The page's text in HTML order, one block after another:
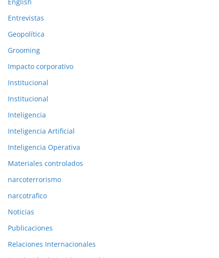
e
s
Entrevistas
Geopolítica
Grooming
Impacto corporativo
Institucional
Institucional
Inteligencia
Inteligencia Artificial
Inteligencia Operativa
Materiales controlados
narcoterrorismo
narcotrafico
Noticias
Publicaciones
Relaciones Internacionales